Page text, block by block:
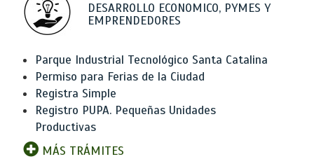
DESARROLLO ECONOMICO, PYMES Y
EMPRENDEDORES
Parque Industrial Tecnológico Santa Catalina
Permiso para Ferias de la Ciudad
Registra Simple
Registro PUPA. Pequeñas Unidades
Productivas
MÁS TRÁMITES